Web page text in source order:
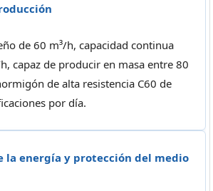
de 60 m³/h, capacidad continua
capaz de producir en masa entre 80
de alta resistencia C60 de
por día.
la energía y protección del medio